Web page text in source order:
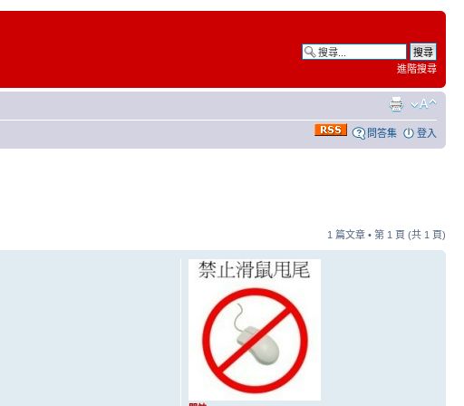
進階搜尋
問答集 登入
1 篇文章 • 第 1 頁 (共 1 頁)